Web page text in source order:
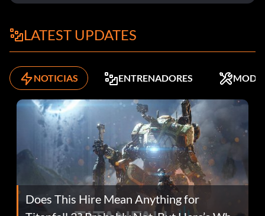
LATEST UPDATES
NOTICIAS ENTRENADORES MODS
Does This Hire Mean Anything for